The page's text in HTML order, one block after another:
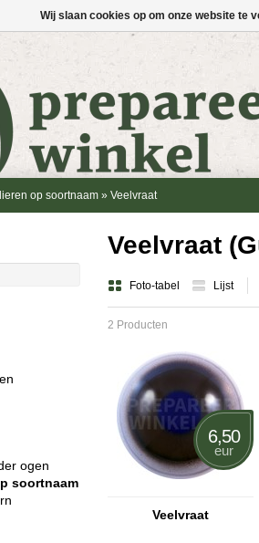
op soortnaam » Veelvraat
Veelvraat
Foto-tabel Lijst
2 Producten
6,50
eur
Veelvraat
ogen
soortnaam
Wij slaan cookies op om onze website te